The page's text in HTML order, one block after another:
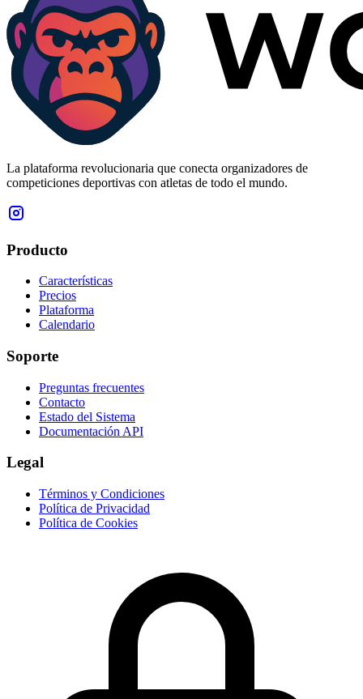
La plataforma revolucionaria que conecta organizadores de
competiciones deportivas con atletas de todo el mundo.
Producto
Características
Precios
Plataforma
Calendario
Soporte
Preguntas frecuentes
Contacto
Estado del Sistema
Documentación API
Legal
Términos y Condiciones
Política de Privacidad
Política de Cookies